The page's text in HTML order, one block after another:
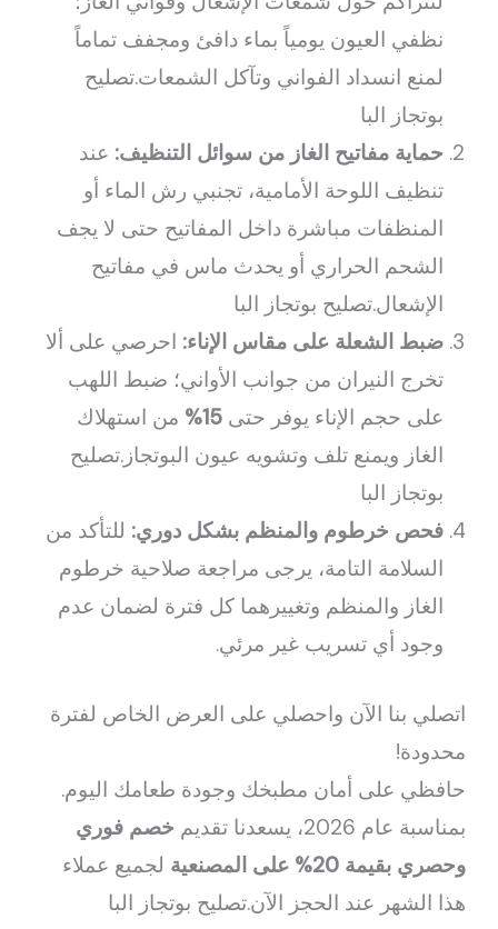
نظفي العيون يومياً بماء دافئ ومجفف تماماً
لمنع انسداد الفواني وتآكل الشمعات.تصليح
بوتجاز البا
حماية مفاتيح الغاز من سوائل التنظيف: عند
تنظيف اللوحة الأمامية، تجنبي رش الماء أو
المنظفات مباشرة داخل المفاتيح حتى لا يجف
الشحم الحراري أو يحدث ماس في مفاتيح
الإشعال.تصليح بوتجاز البا
ضبط الشعلة على مقاس الإناء: احرصي على ألا
تخرج النيران من جوانب الأواني؛ ضبط اللهب
على حجم الإناء يوفر حتى15%
من استهلاك
الغاز ويمنع تلف وتشويه عيون البوتجاز.تصليح
بوتجاز البا
فحص خرطوم والمنظم بشكل دوري: للتأكد من
السلامة التامة، يرجى مراجعة صلاحية خرطوم
الغاز والمنظم وتغييرهما كل فترة لضمان عدم
وجود أي تسريب غير مرئي.
اتصلي بنا الآن واحصلي على العرض الخاص لفترة
محدودة!
حافظي على أمان مطبخك وجودة طعامك اليوم.
بمناسبة عام 2026، يسعدنا تقديم
خصم فوري
وحصري بقيمة 20% على المصنعية
لجميع عملاء
هذا الشهر عند الحجز الآن.تصليح بوتجاز البا